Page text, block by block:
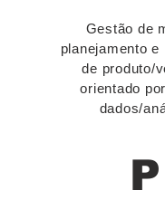
Gestão de
planejamento e
de produto/
orientado
dados/
P